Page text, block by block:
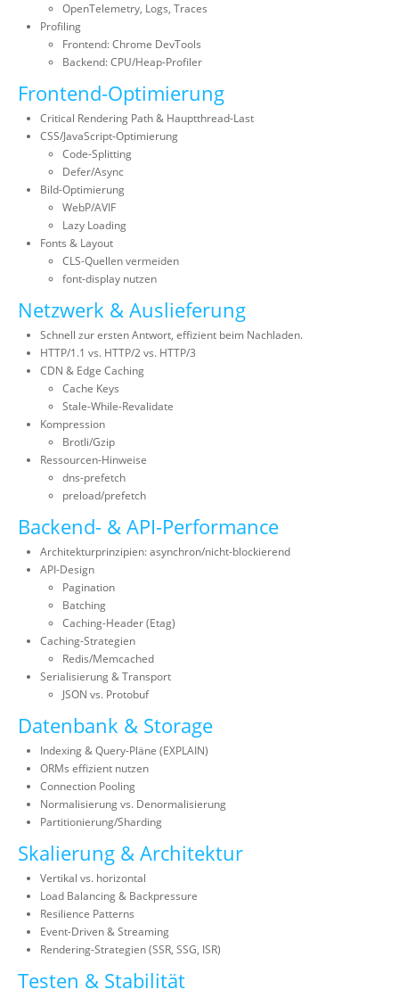
OpenTelemetry, Logs, Traces
Profiling
Frontend: Chrome DevTools
Backend: CPU/Heap-Profiler
Frontend-Optimierung
Critical Rendering Path & Hauptthread-Last
CSS/JavaScript-Optimierung
Code-Splitting
Defer/Async
Bild-Optimierung
WebP/AVIF
Lazy Loading
Fonts & Layout
CLS-Quellen vermeiden
font-display nutzen
Netzwerk & Auslieferung
Schnell zur ersten Antwort, effizient beim Nachladen.
HTTP/1.1 vs. HTTP/2 vs. HTTP/3
CDN & Edge Caching
Cache Keys
Stale-While-Revalidate
Kompression
Brotli/Gzip
Ressourcen-Hinweise
dns-prefetch
preload/prefetch
Backend- & API-Performance
Architekturprinzipien: asynchron/nicht-blockierend
API-Design
Pagination
Batching
Caching-Header (Etag)
Caching-Strategien
Redis/Memcached
Serialisierung & Transport
JSON vs. Protobuf
Datenbank & Storage
Indexing & Query-Pläne (EXPLAIN)
ORMs effizient nutzen
Connection Pooling
Normalisierung vs. Denormalisierung
Partitionierung/Sharding
Skalierung & Architektur
Vertikal vs. horizontal
Load Balancing & Backpressure
Resilience Patterns
Event-Driven & Streaming
Rendering-Strategien (SSR, SSG, ISR)
Testen & Stabilität